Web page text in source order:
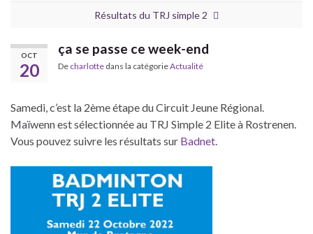
Résultats du TRJ simple 2
OCT
20
ça se passe ce week-end
De charlotte dans la catégorieActualité
Samedi, c’est la 2ème étape du Circuit Jeune Régional.
Maïwenn est sélectionnée au TRJ Simple 2 Elite à Rostrenen.
Vous pouvez suivre les résultats sur Badnet.